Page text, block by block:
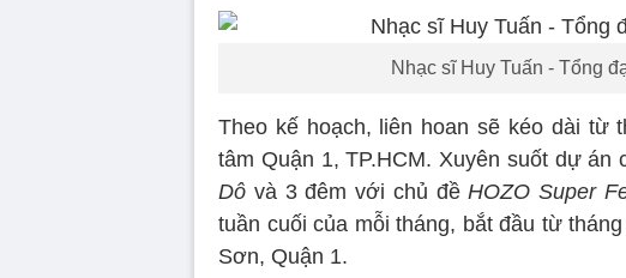
Nhạc sĩ Huy Tuấn - Tổng
Theo kế hoạch, liên hoan sẽ kéo dài từ
tâm Quận 1, TP.HCM. Xuyên suốt dự án
Dô và 3 đêm với chủ đềHOZO Super
tuần cuối của mỗi tháng, bắt đầu từ
Sơn, Quận 1.